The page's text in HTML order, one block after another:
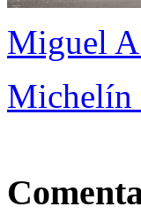
Miguel
Michelín